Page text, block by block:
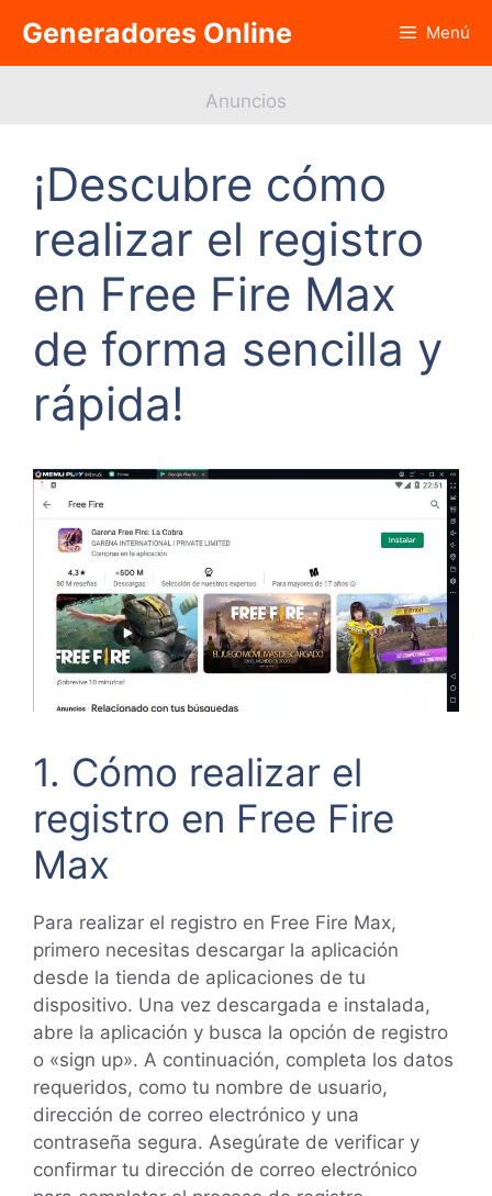
contenido
Generadores Online Menú
Anuncios
¡Descubre cómo
realizar el registro
en Free Fire Max
de forma sencilla y
rápida!
1. Cómo realizar el
registro en Free Fire
Max
Para realizar el registro en Free Fire Max,
primero necesitas descargar la aplicación
desde la tienda de aplicaciones de tu
dispositivo. Una vez descargada e instalada,
abre la aplicación y busca la opción de registro
o «sign up». A continuación, completa los datos
requeridos, como tu nombre de usuario,
dirección de correo electrónico y una
contraseña segura. Asegúrate de verificar y
confirmar tu dirección de correo electrónico